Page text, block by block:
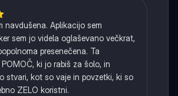
navdušena. Aplikacijo sem
sem jo videla oglaševano večkrat,
presenečena. Ta
ki jo rabiš za šolo, in
stvari, kot so vaje in povzetki, ki so
ZELO koristni.